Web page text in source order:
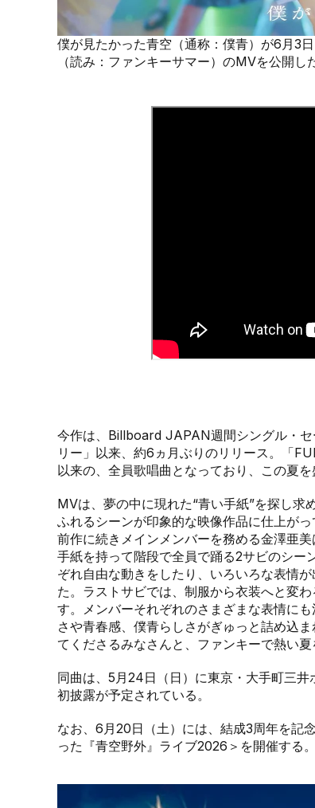
僕が見たかった青空（通称：僕青）が6月3
（読み：ファンキーサマー）のMVを公開し
今作は、Billboard JAPAN週間シングル・
リー」以来、約6ヵ月ぶりのリリース。「
以来の、全員歌唱曲となっており、この夏
MVは、夢の中に現れた“青い手紙”を探し
ふれるシーンが印象的な映像作品に仕上がっ
前作に続きメインメンバーを務める金澤亜
手紙を持って階段で全員で踊る2サビのシー
ぞれ自由な動きをしたり、いろいろな表情
た。ラストサビでは、制服から衣装へと変
す。メンバーそれぞれのさまざまな表情に
さや青春感、僕青らしさがぎゅっと詰め
てくださるみなさんと、ファンキーで熱い夏
同曲は、5月24日（日）に東京・大手町三
初披露が予定されている。
なお、6月20日（土）には、結成3周年を
った『青空野外』ライブ2026＞を開催する